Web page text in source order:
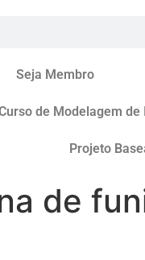
Seja Membro
de Modelagem de
Projeto
de